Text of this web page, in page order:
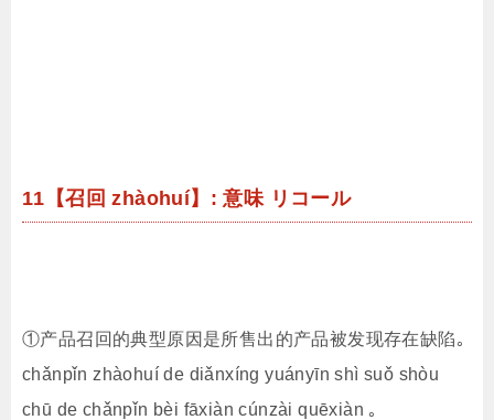
11【召回 zhàohuí】: 意味 リコール
①产品召回的典型原因是所售出的产品被发现存在缺陷｡
chǎnpǐn zhàohuí de diǎnxíng yuányīn shì suǒ shòu
chū de chǎnpǐn bèi fāxiàn cúnzài quēxiàn ｡